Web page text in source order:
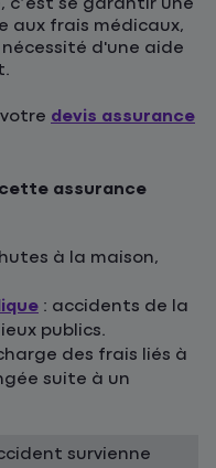
c’est se garantir une
aux frais médicaux,
d'une aide
devis assurance
assurance
à la maison,
: accidents de la
publics.
des frais liés à
suite à un
survienne